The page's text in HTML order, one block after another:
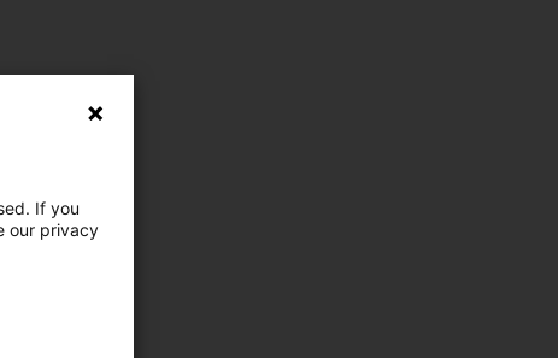
If you
our privacy